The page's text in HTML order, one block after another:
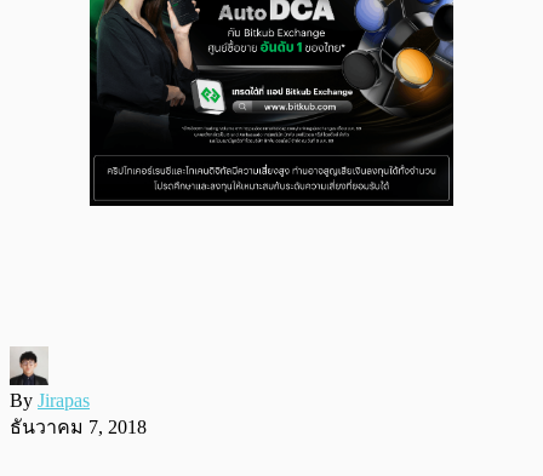
By Jirapas
ธันวาคม 7, 2018